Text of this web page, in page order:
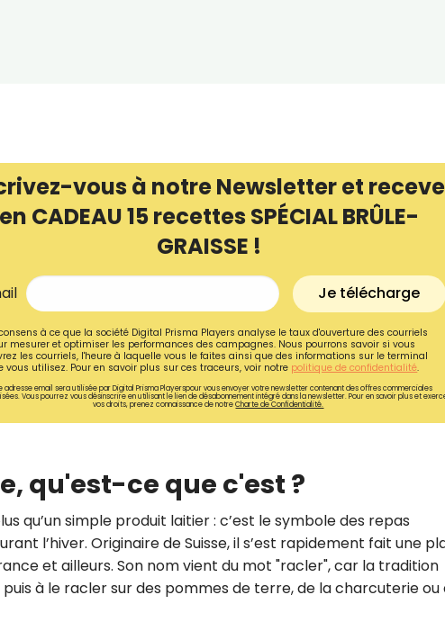
vous à notre Newsletter et
en CADEAU 15 recettes SPÉCIAL BRÛLE-
GRAISSE !
Je télécharge
à ce que la société Digital Prisma Players analyse le taux d'ouverture des courriels
mesurer et optimiser les performances des campagnes. Nous pourrons savoir si vous
les courriels, l'heure à laquelle vous le faites ainsi que des informations sur le terminal
vous utilisez. Pour en savoir plus sur ces traceurs, voir notre politique de confidentialité.
adresse email sera utilisée par Digital Prisma Playerspour vous envoyer votre newsletter contenant des offres commerciales
Vous pourrez vous désinscrire en utilisant le lien de désabonnement intégré dans la newsletter. Pour en savoir plus et
vos droits, prenez connaissance de notreCharte de Confidentialité.
qu'est-ce que c'est ?
qu’un simple produit laitier : c’est le symbole des repas
l’hiver. Originaire de Suisse, il s’est rapidement fait une
et ailleurs. Son nom vient du mot "racler", car la tradition
à le racler sur des pommes de terre, de la charcuterie ou
Recevez
recettes inédites de
!